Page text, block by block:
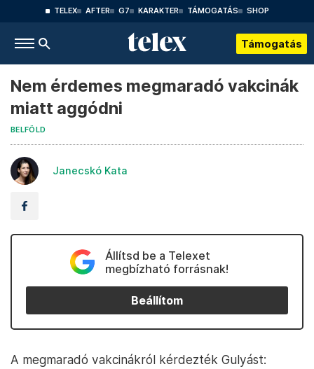
TELEX AFTER G7 KARAKTER TÁMOGATÁS SHOP
Támogatás
Nem érdemes megmaradó vakcinák
miatt aggódni
BELFÖLD
Janecskó Kata
Állítsd be a Telexet
megbízható forrásnak!
Beállítom
A megmaradó vakcinákról kérdezték Gulyást: